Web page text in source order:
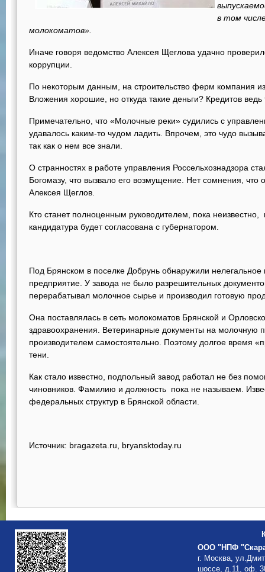
в том
молокоматов».
Иначе говоря ведомство Алексея Щеглова удачно
коррупции.
По некоторым данным, на строительство ферм компания
Вложения хорошие, но откуда такие деньги? Кредитов ведь
Примечательно, что «Молочные реки» судились с
удавалось каким-то чудом ладить. Впрочем, это чудо
так как о нем все знали.
О странностях в работе управления Россельхознадзора
Богомазу, что вызвало его возмущение. Нет сомнения, что
Алексея Щеглов.
Кто станет полноценным руководителем, пока неизвестно,
кандидатура будет согласована с губернатором.
Под Брянском в поселке Добрунь обнаружили
предприятие. У завода не было разрешительных
перерабатывал молочное сырье и производил готовую
Она поставлялась в сеть молокоматов Брянской и
здравоохранения. Ветеринарные документы на молочную
производителем самостоятельно. Поэтому долгое время
тени.
Как стало известно, подпольный завод работал не без
чиновников. Фамилию и должность пока не называем.
федеральных структур в Брянской области.
Источник: bragazeta.ru, bryansktoday.ru
ООО "НПФ
г. Москва,
шоссе, д.11, оф.